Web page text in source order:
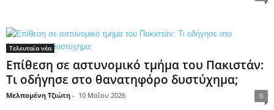
Τελευταία νέα
Επίθεση σε αστυνομικό τμήμα του Πακιστάν:
Τι οδήγησε στο θανατηφόρο δυστύχημα;
Μελπομένη Τζιώτη - 10 Μαΐου 2026 0